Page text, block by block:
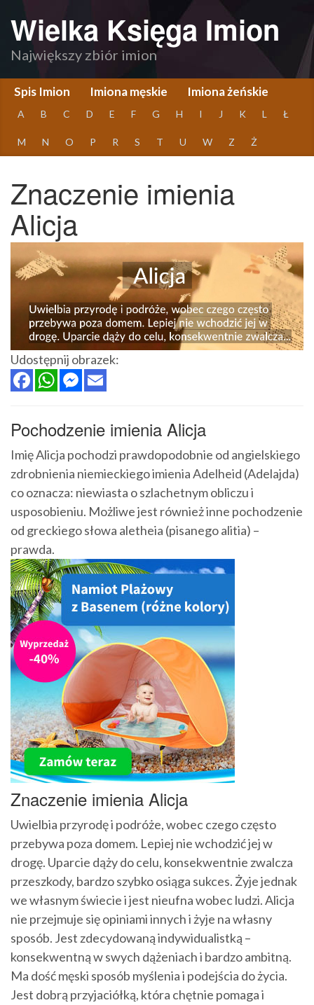
Wielka Księga Imion
Największy zbiór imion
Spis Imion Imiona męskie Imiona żeńskie
A B C D E F G H I J K L Ł
M N O P R S T U W Z Ż
Znaczenie imienia
Alicja
Udostępnij obrazek:
Pochodzenie imienia Alicja
Imię Alicja pochodzi prawdopodobnie od angielskiego
zdrobnienia niemieckiego imienia Adelheid (Adelajda)
co oznacza: niewiasta o szlachetnym obliczu i
usposobieniu. Możliwe jest również inne pochodzenie
od greckiego słowa aletheia (pisanego alitia) –
prawda.
Znaczenie imienia Alicja
Uwielbia przyrodę i podróże, wobec czego często
przebywa poza domem. Lepiej nie wchodzić jej w
drogę. Uparcie dąży do celu, konsekwentnie zwalcza
przeszkody, bardzo szybko osiąga sukces. Żyje jednak
we własnym świecie i jest nieufna wobec ludzi. Alicja
nie przejmuje się opiniami innych i żyje na własny
sposób. Jest zdecydowaną indywidualistką –
konsekwentną w swych dążeniach i bardzo ambitną.
Ma dość męski sposób myślenia i podejścia do życia.
Jest dobrą przyjaciółką, która chętnie pomaga i